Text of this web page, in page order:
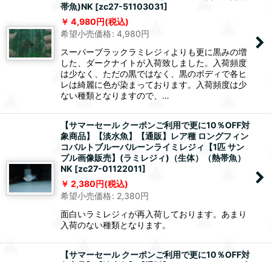
帯魚)NK [zc27-51103031]
4,980円(税込)
希望小売価格: 4,980円
スーパーブラックラミレジィよりも更に黒みの増
した、ダークナイトが入荷致しました。入荷頻度
は少なく、ただの黒ではなく、黒のボディで各ヒ
レは綺麗に色が染まっております。入荷頻度は少
ない種類となりますので、…
【サマーセール クーポンご利用で更に10％OFF対
象商品】【淡水魚】【通販】レア種 ロングフィン
コバルトブルーバルーンライミレジィ【1匹 サン
プル画像販売】(ラミレジィ)（生体）（熱帯魚）
NK [zc27-01122011]
2,380円(税込)
希望小売価格: 2,380円
面白いラミレジィが再入荷しております。あまり
入荷のない種類となります。
【サマーセール クーポンご利用で更に10％OFF対